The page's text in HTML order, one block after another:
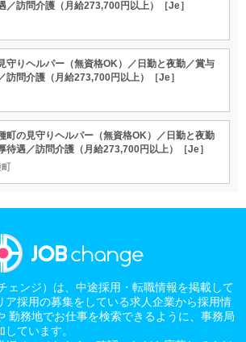
／訪問介護（月給273,700円以上）［Je］
守りヘルパー（無資格OK）／日勤と夜勤／賞与
訪問介護（月給273,700円以上）［Je］
町の見守りヘルパー（無資格OK）／日勤と夜勤
待遇／訪問介護（月給273,700円以上）［Je］
ェンジ）は、中途採用・転職情報を掲載して
ア採用の募集をしている求人企業から採用情
勤務地でお仕事を検索できるように、事務局
ています。